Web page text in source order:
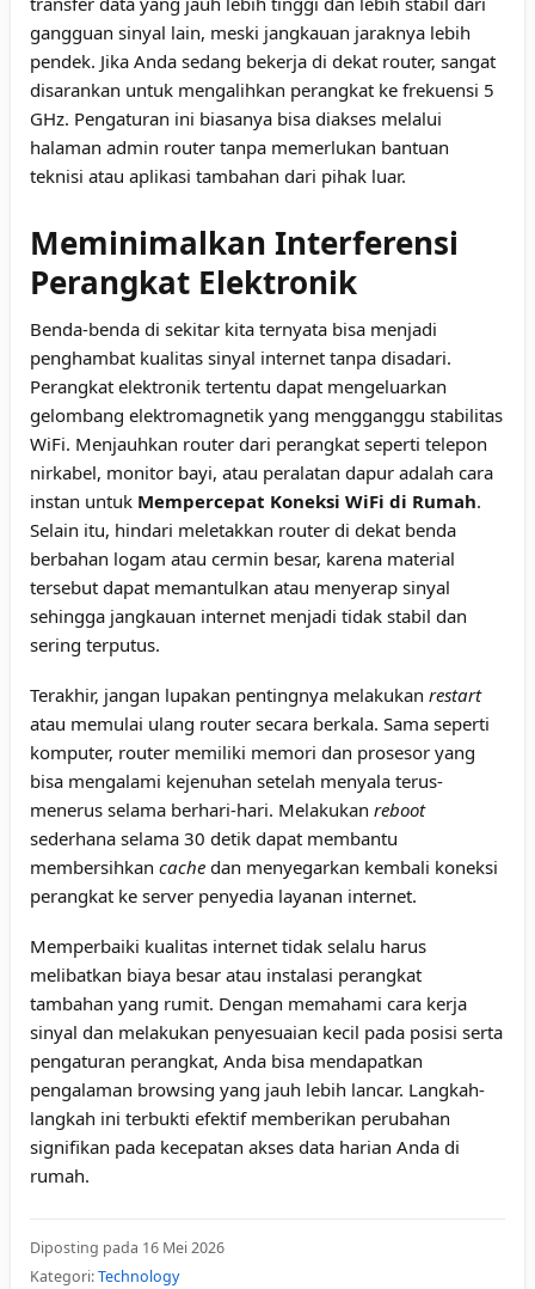
gangguan sinyal lain, meski jangkauan jaraknya lebih
pendek. Jika Anda sedang bekerja di dekat router, sangat
disarankan untuk mengalihkan perangkat ke frekuensi 5
GHz. Pengaturan ini biasanya bisa diakses melalui
halaman admin router tanpa memerlukan bantuan
teknisi atau aplikasi tambahan dari pihak luar.
Meminimalkan Interferensi
Perangkat Elektronik
Benda-benda di sekitar kita ternyata bisa menjadi
penghambat kualitas sinyal internet tanpa disadari.
Perangkat elektronik tertentu dapat mengeluarkan
gelombang elektromagnetik yang mengganggu stabilitas
WiFi. Menjauhkan router dari perangkat seperti telepon
nirkabel, monitor bayi, atau peralatan dapur adalah cara
instan untuk Mempercepat Koneksi WiFi di Rumah.
Selain itu, hindari meletakkan router di dekat benda
berbahan logam atau cermin besar, karena material
tersebut dapat memantulkan atau menyerap sinyal
sehingga jangkauan internet menjadi tidak stabil dan
sering terputus.
Terakhir, jangan lupakan pentingnya melakukan restart
atau memulai ulang router secara berkala. Sama seperti
komputer, router memiliki memori dan prosesor yang
bisa mengalami kejenuhan setelah menyala terus-
menerus selama berhari-hari. Melakukan reboot
sederhana selama 30 detik dapat membantu
membersihkan cache dan menyegarkan kembali koneksi
perangkat ke server penyedia layanan internet.
Memperbaiki kualitas internet tidak selalu harus
melibatkan biaya besar atau instalasi perangkat
tambahan yang rumit. Dengan memahami cara kerja
sinyal dan melakukan penyesuaian kecil pada posisi serta
pengaturan perangkat, Anda bisa mendapatkan
pengalaman browsing yang jauh lebih lancar. Langkah-
langkah ini terbukti efektif memberikan perubahan
signifikan pada kecepatan akses data harian Anda di
rumah.
Diposting pada 16 Mei 2026
Kategori:Technology